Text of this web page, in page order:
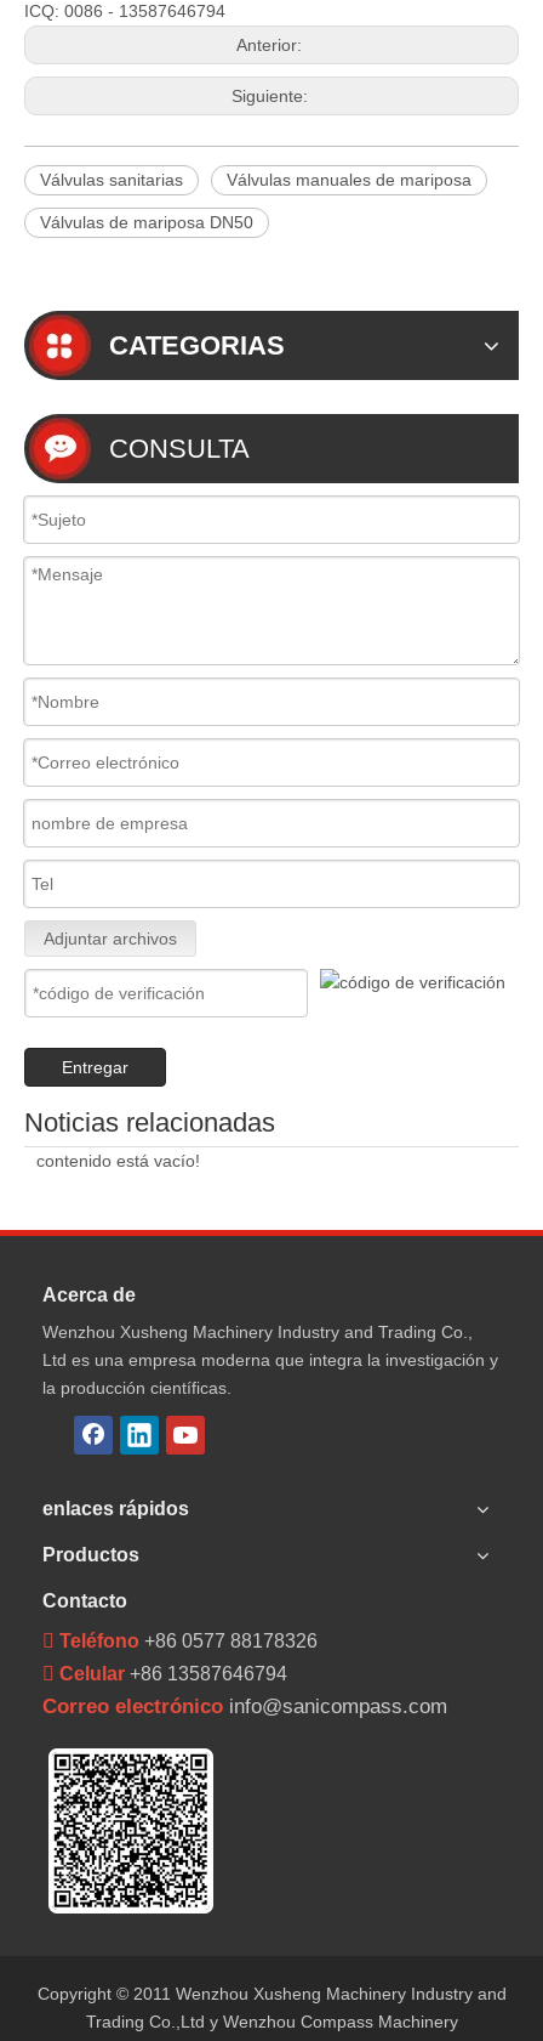
ICQ: 0086 - 13587646794
Anterior:
Siguiente:
Válvulas sanitarias Válvulas manuales de mariposa
Válvulas de mariposa DN50
CATEGORIAS
CONSULTA
Adjuntar archivos
Entregar
Noticias relacionadas
contenido está vacío!
Acerca de
Wenzhou Xusheng Machinery Industry and Trading Co.,
Ltd es una empresa moderna que integra la investigación y
la producción científicas.
enlaces rápidos
Productos
Contacto
 Teléfono +86 0577 88178326
 Celular +86 13587646794
Correo electrónico info@sanicompass.com
Copyright © 2011 Wenzhou Xusheng Machinery Industry and
Trading Co.,Ltd y Wenzhou Compass Machinery